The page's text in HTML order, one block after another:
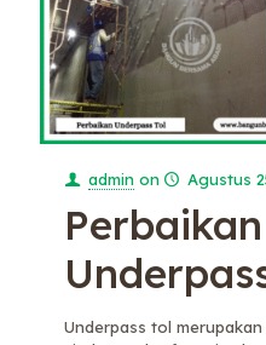
admin on Agustus
Perbaikan
Underpass tol